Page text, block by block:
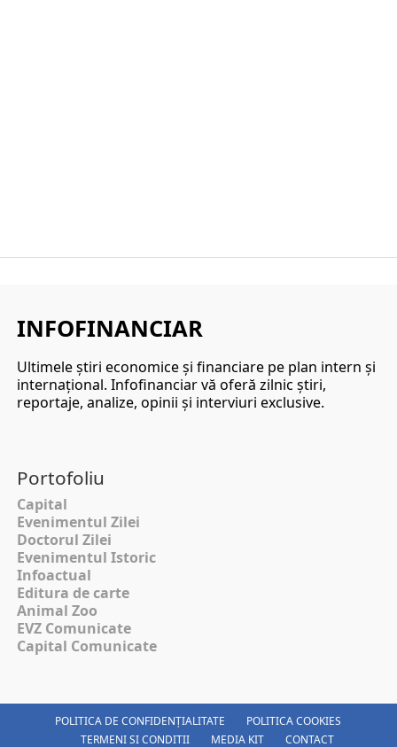
INFOFINANCIAR
Ultimele ştiri economice şi financiare pe plan intern şi
internaţional. Infofinanciar vă oferă zilnic ştiri,
reportaje, analize, opinii şi interviuri exclusive.
Portofoliu
Capital
Evenimentul Zilei
Doctorul Zilei
Evenimentul Istoric
Infoactual
Editura de carte
Animal Zoo
EVZ Comunicate
Capital Comunicate
POLITICA DE CONFIDENȚIALITATE
POLITICA COOKIES
TERMENI SI CONDITII
MEDIA KIT CONTACT